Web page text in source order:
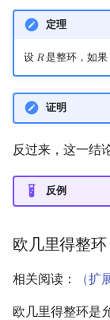
定理
设 𝑅
R是整环，如果
证明
反过来，这一结
反例
欧几里得整环
相关阅读： （
欧几里得整环是